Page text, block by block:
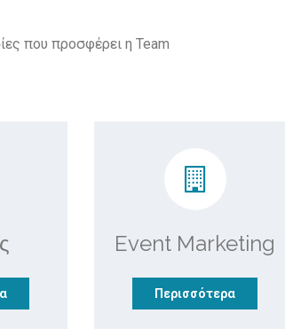
που προσφέρει η Team
Event Marketing
Περισσότερα